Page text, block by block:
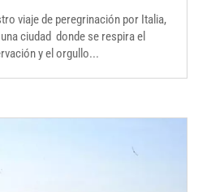
viaje de peregrinación por Italia,
ciudad donde se respira el
y el orgullo...